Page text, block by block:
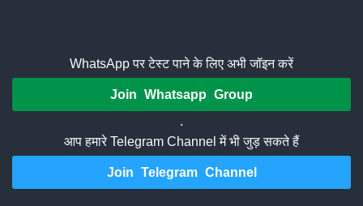
WhatsApp पर टेस्ट पाने के लिए अभी जॉइन करें
Join Whatsapp Group
.
आप हमारे Telegram Channel में भी जुड़ सकते हैं
Join Telegram Channel